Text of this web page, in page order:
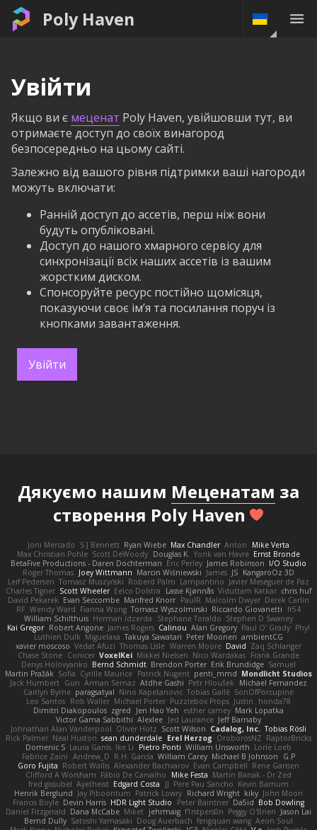
Poly Haven
Увійти
Якщо ви є меценат Poly Haven, увійшовши тут, ви
отримаєте доступ до своїх винагород
безпосередньо на цьому сайті.
Залежно від вашого рівня підтримки ваші нагороди
можуть включати:
Ранній доступ до ассетів, перш ніж вони
будуть опубліковані.
Доступ до нашого хмарного сервісу для
синхронізації всіх наших ассетів із вашим
жорстким диском.
Спонсоруйте ресурс постійно щомісяця,
показуючи своє ім’я та посилання поруч із
кнопками завантаження.
Увійти
Дякуємо нашим Меценатам за
створення Poly Haven
Joni Mercado S J Bennett Ryan Wiebe Max Chandler Anton
Mike Verta
Max Christian Pohle Scott DeWoody Douglas K. Yorik van Havre Ernst Bronde
BetaFive Productions - Daren Dochterman Eric Perley James Robinson I/O Studio
Roger Thomas Joey Wittmann Marcin Wiśniewski James JS KangaroOz 3D
Leif Pedersen Tomasz Muszyński Roberd Palm Lampantino Javier Meseguer de Paz
Charles Tigner Scott Wheeler Eelco Dolstra Lasse Kjønnås Viduttam Katkar chris huf
David Pekarek Evan Seccombe Manfred Knorr PaulR Malcolm Dwyer Derek Carlin
RF Wendy Ward Fianna Wong Tomasz Wyszolmirski Riccardo Giovanetti fr54
William Schilthuis Herman Idzerda Stephane Toraldo Stephen D Swaney
Kai Gregor Robert Angone James Rogers Calinou Alan Gregory Paul O' Grady Phyl
Luthien Dulk Miguelaxa Takuya Sawatari Peter Moonen ambientCG
xavier moscoso Vedat Afuzi Thomas Lisle Warren Moore David Zaq Schlanger
Chase Stone Conicer VoxelKei Mikkel Nielsen Nico Wardakas Frank Grande
Denys Holovyanko Bernd Schmidt Brendon Porter Erik Brundidge Samuel
Martin Pražák Sofia Cyrille Maurice Patrick Nugent penti_mmd Mondlicht Studios
Jack Humbert Gun Arman Sernaz Atdhe Gashi Petr Hloušek
Michael Fernandez
Caitlyn Byrne paragsatyal Nino Kapetanovic Tobias Gallé SonOfPorcupine
Leo Santos Rob Waller Michael Porter Puzzlebox Props Justin
honda78
Dimitri Diakopoulos zgred Jen Hao Yeh esther carney Mark Lopatka
Victor Gama Sabbithi Alexlee Jed Laurance Jeff Barnaby
Johnathan Alan Vanderpool Oliver Hotz Scott Wilson Cadalog, Inc. Tobias Rösli
Rick Palmer Neal Huston sean dunderdale Erel Herzog OroborosNZ RaptorBricks
Domenic S Laura Ganis Ike Li Pietro Ponti William Unsworth Lorie Loeb
Fabrice Zaini Andrew_D R.H. García William Carey Michael B Johnson
G.P
Goro Fujita Robert Wallis Alexander Bachvarov Evan Campbell Rene Gansen
Clifford A Worsham Fábio De Carvalho Mike Festa Martin Banak - Dr Zed
fred gissubel Ayetheist Edgard Costa JJ Pere Pau Sancho Kevin Barnum
Henrik Berglund Jay Piboontum Patrick Lowry Richard Wright kiky John Moon
Francis Boyle Devin Harris HDR Light Studio Peter Baintner Da5id Bob Dowling
Daniel Fitzgerald Dana McCabe Miket jehrmaig f1rstpers0n Peggy O'Brien Jason Lai
Bernd Dully Satoshi Yamasaki Doug Auerbach fengquan wang Aeon Soul